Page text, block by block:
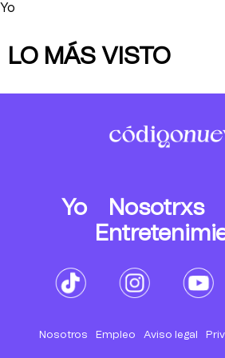
Yo
LO MÁS VISTO
Yo Nosotrxs
Nosotros Empleo Aviso legal